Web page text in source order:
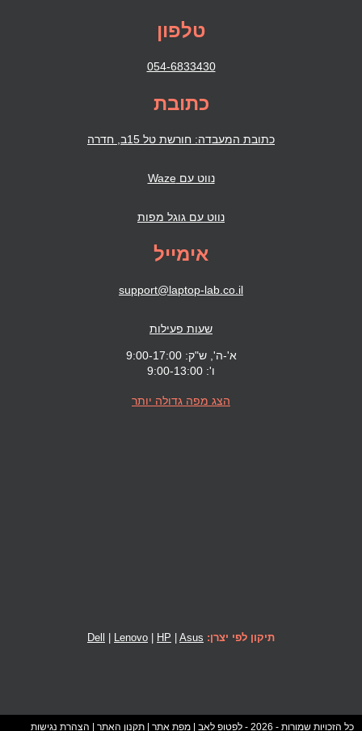
טלפון
054-6833430
כתובת
כתובת המעבדה: חורשת טל 15ב, חדרה
נווט עם Waze
נווט עם גוגל מפות
אימייל
support@laptop-lab.co.il
שעות פעילות
א'-ה', ש"ק: 9:00-17:00
ו': 9:00-13:00
הצג מפה גדולה יותר
תיקון לפי יצרן: Dell Lenovo HP Asus
כל הזכויות שמורות - 2026 - לפטופ לאב | מפת אתר תקנון האתר הצהרת נגישות